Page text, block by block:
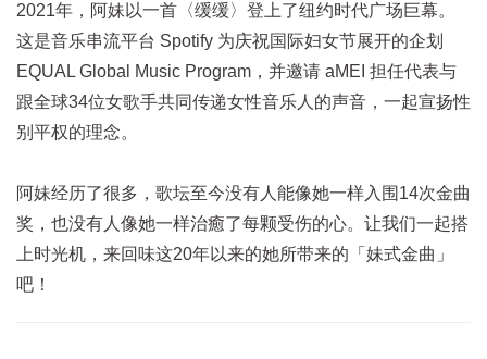
2021年，阿妹以一首〈缓缓〉登上了纽约时代广场巨幕。
这是音乐串流平台 Spotify 为庆祝国际妇女节展开的企划
EQUAL Global Music Program，并邀请 aMEI 担任代表与
跟全球34位女歌手共同传递女性音乐人的声音，一起宣扬性
别平权的理念。
阿妹经历了很多，歌坛至今没有人能像她一样入围14次金曲
奖，也没有人像她一样治癒了每颗受伤的心。让我们一起搭
上时光机，来回味这20年以来的她所带来的「妹式金曲」
吧！